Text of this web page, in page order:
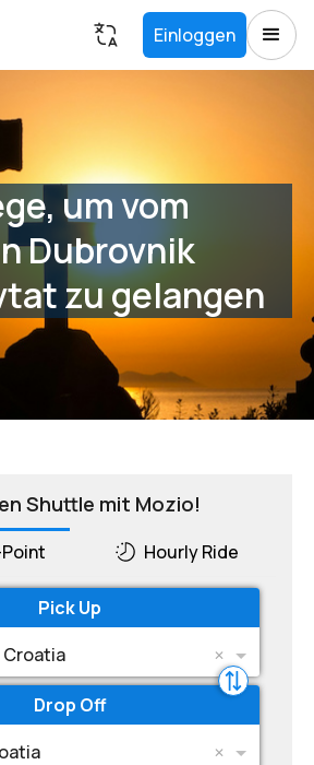
Einloggen
um vom
Dubrovnik
zu gelangen
Shuttle mit Mozio!
Hourly Ride
Pick Up
Croatia
Drop Off